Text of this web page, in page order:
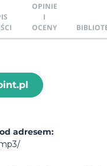
OPINIE
I
OCENY
adresem: